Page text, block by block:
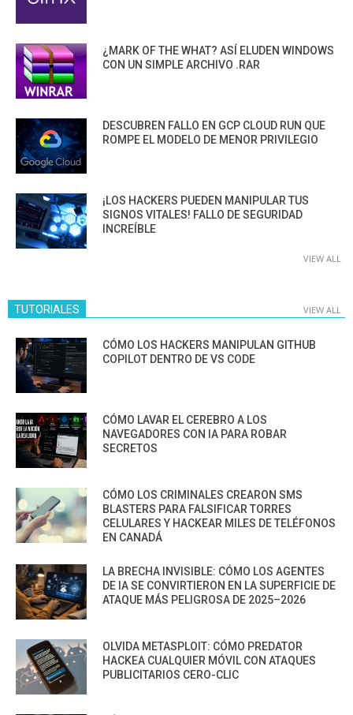
¿MARK OF THE WHAT? ASÍ ELUDEN WINDOWS
CON UN SIMPLE ARCHIVO .RAR
DESCUBREN FALLO EN GCP CLOUD RUN QUE
ROMPE EL MODELO DE MENOR PRIVILEGIO
¡LOS HACKERS PUEDEN MANIPULAR TUS
SIGNOS VITALES! FALLO DE SEGURIDAD
INCREÍBLE
VIEW ALL
TUTORIALES VIEW ALL
CÓMO LOS HACKERS MANIPULAN GITHUB
COPILOT DENTRO DE VS CODE
CÓMO LAVAR EL CEREBRO A LOS
NAVEGADORES CON IA PARA ROBAR
SECRETOS
CÓMO LOS CRIMINALES CREARON SMS
BLASTERS PARA FALSIFICAR TORRES
CELULARES Y HACKEAR MILES DE TELÉFONOS
EN CANADÁ
LA BRECHA INVISIBLE: CÓMO LOS AGENTES
DE IA SE CONVIRTIERON EN LA SUPERFICIE DE
ATAQUE MÁS PELIGROSA DE 2025–2026
OLVIDA METASPLOIT: CÓMO PREDATOR
HACKEA CUALQUIER MÓVIL CON ATAQUES
PUBLICITARIOS CERO-CLIC